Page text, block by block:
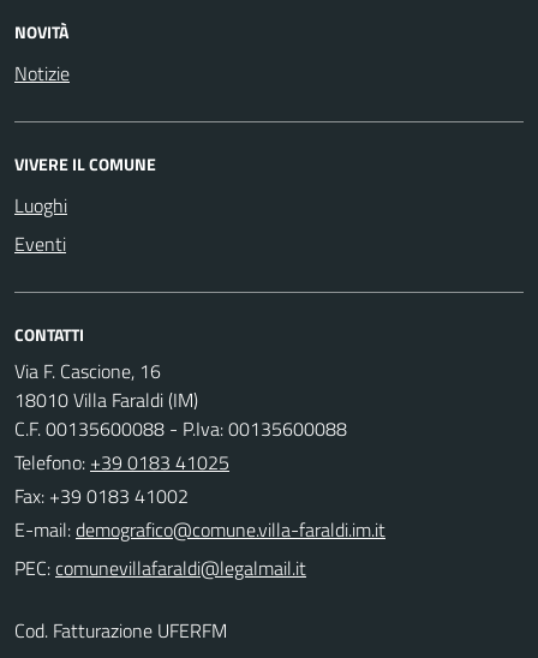
NOVITÀ
Notizie
VIVERE IL COMUNE
Luoghi
Eventi
CONTATTI
Via F. Cascione, 16
18010 Villa Faraldi (IM)
C.F. 00135600088 - P.Iva: 00135600088
Telefono: +39 0183 41025
Fax: +39 0183 41002
E-mail:
PEC:
Cod. Fatturazione UFERFM